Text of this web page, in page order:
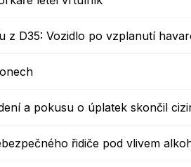
Pohotovost
Stavby a investice
Volby
z D35: Vozidlo po vzplanutí
a pokusu o úplatek skončil
řidiče pod vlivem